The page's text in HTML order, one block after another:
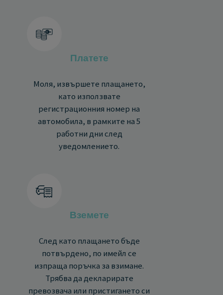
Платете
Моля, извършете плащането,
като използвате
регистрационния номер на
автомобила, в рамките на 5
работни дни след
уведомлението.
Вземете
След като плащането бъде
потвърдено, по имейл се
изпраща поръчка за взимане.
Трябва да декларирате
превозвача или пристигането си